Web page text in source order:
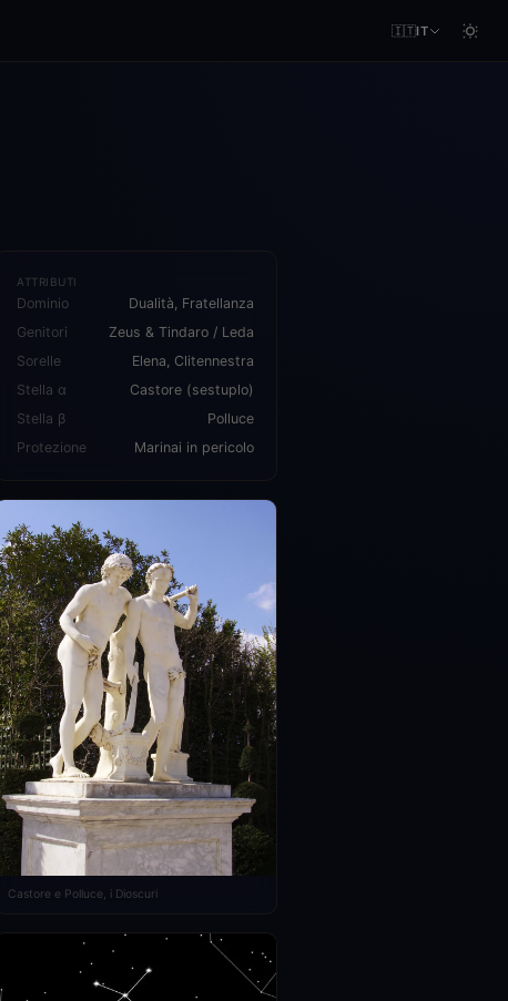
🇮🇹IT
ATTRIBUTI
Dominio
Dualità, Fratellanza
Genitori
Zeus & Tindaro / Leda
Sorelle
Elena, Clitennestra
Stella α
Castore (sestuplo)
Stella β
Polluce
Protezione
Marinai in pericolo
Castore e Polluce, i Dioscuri